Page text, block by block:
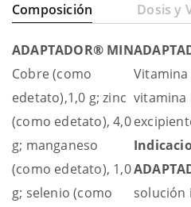
Composición Dosis y
ADAPTADOR® MIN
Cobre (como
edetato),1,0 g; zinc
(como edetato), 4,0
g; manganeso
(como edetato), 1,0
g; selenio (como
Vitamina
vitamina
solución